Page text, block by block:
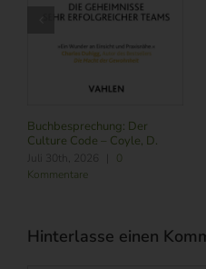
Buchbesprechung: Der
Culture Code – Coyle, D.
Juli 30th, 2026
0
Kommentare
Hinterlasse einen